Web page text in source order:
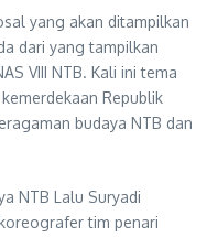
yang akan ditampilkan
dari yang tampilkan
VIII NTB. Kali ini tema
Republik
budaya NTB dan
NTB Lalu Suryadi
tim penari